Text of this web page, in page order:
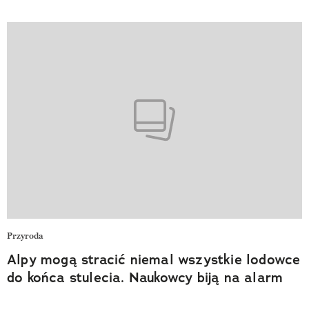
Przyroda
Alpy mogą stracić niemal wszystkie lodowce
do końca stulecia. Naukowcy biją na alarm